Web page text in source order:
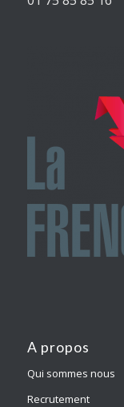
A propos
Qui sommes nous
Recrutement